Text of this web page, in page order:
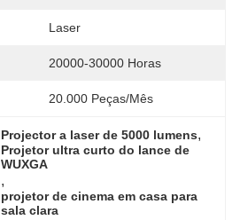
Laser
20000-30000 Horas
20.000 Peças/mês
Projector a laser de 5000 lumens,
Projetor ultra curto do lance de
WUXGA
,
projetor de cinema em casa para
sala clara